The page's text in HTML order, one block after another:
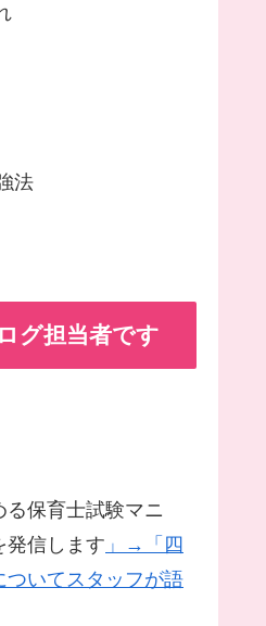
法
グ担当者です
保育士試験マニ
発信します 」→「四
いてスタッフが語